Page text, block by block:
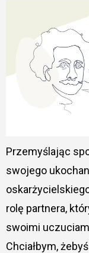
Przemyślając
swojego
rolę partnera,
swoimi
Chciałbym,